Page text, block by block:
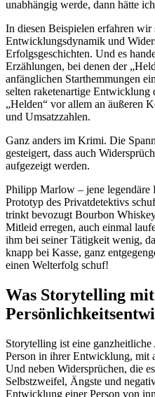
unabhängig werde, dann hätte
In diesen Beispielen erfahren
Entwicklungsdynamik und
Erfolgsgeschichten. Und es
Erzählungen, bei denen der
anfänglichen Starthemmungen
selten raketenartige Entwicklung
„Helden“ vor allem an äußeren
und Umsatzzahlen.
Ganz anders im Krimi. Die
gesteigert, dass auch
aufgezeigt werden.
Philipp Marlow – jene legendäre
Prototyp des Privatdetektivs
trinkt bevozugt Bourbon
Mitleid erregen, auch einmal
ihm bei seiner Tätigkeit wenig,
knapp bei Kasse, ganz
einen Welterfolg schuf!
Was Storytelling
Storytelling ist eine
Person in ihrer Entwicklung, mit
Und neben Widersprüchen, die
Selbstzweifel, Ängste und
Entwicklung einer Person von